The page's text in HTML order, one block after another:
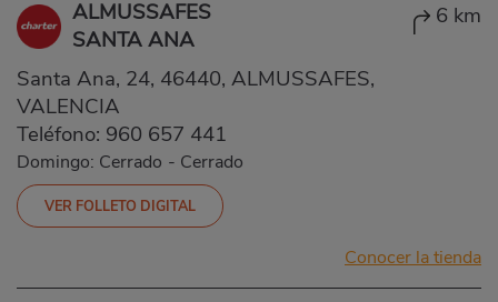
ALMUSSAFES
SANTA ANA
6 km
Santa Ana, 24, 46440, ALMUSSAFES,
VALENCIA
Teléfono: 960 657 441
Domingo: Cerrado - Cerrado
VER FOLLETO DIGITAL
Conocer la tienda